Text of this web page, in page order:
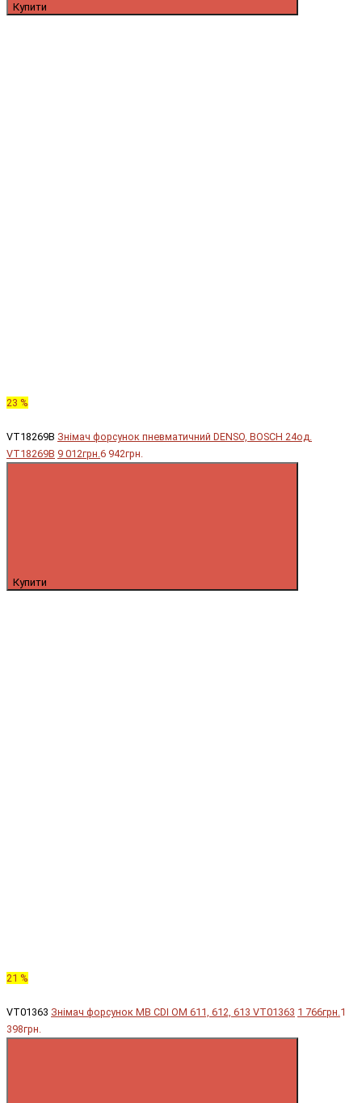
Купити
23 %
VT18269B Знімач форсунок пневматичний DENSO, BOSCH 24од.
VT18269B 9 012грн.6 942грн.
Купити
21 %
VT01363 Знімач форсунок MB CDI OM 611, 612, 613 VT01363 1 766грн.1
398грн.